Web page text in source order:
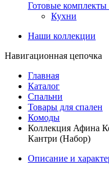
Готовые комплекты
Кухни
Наши коллекции
Навигационная цепочка
Главная
Каталог
Спальни
Товары для спален
Комоды
Коллекция Афина
Кантри (Набор)
Описание и